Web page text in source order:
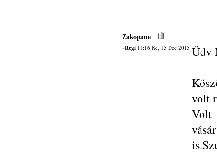
Zakopane
~Regi11:16 Ke, 15 Dec 2015 Üdv
volt
Volt